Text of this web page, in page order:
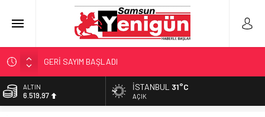
GERİ SAYIM BAŞLADI
SAMSUNSPOR’DA HEDEF 5’İNCİLİK!
‘BAFRA’YA YATIRIM YAPIN!’
ALTIN
6.519,97
İSTANBUL 31°C
AÇIK